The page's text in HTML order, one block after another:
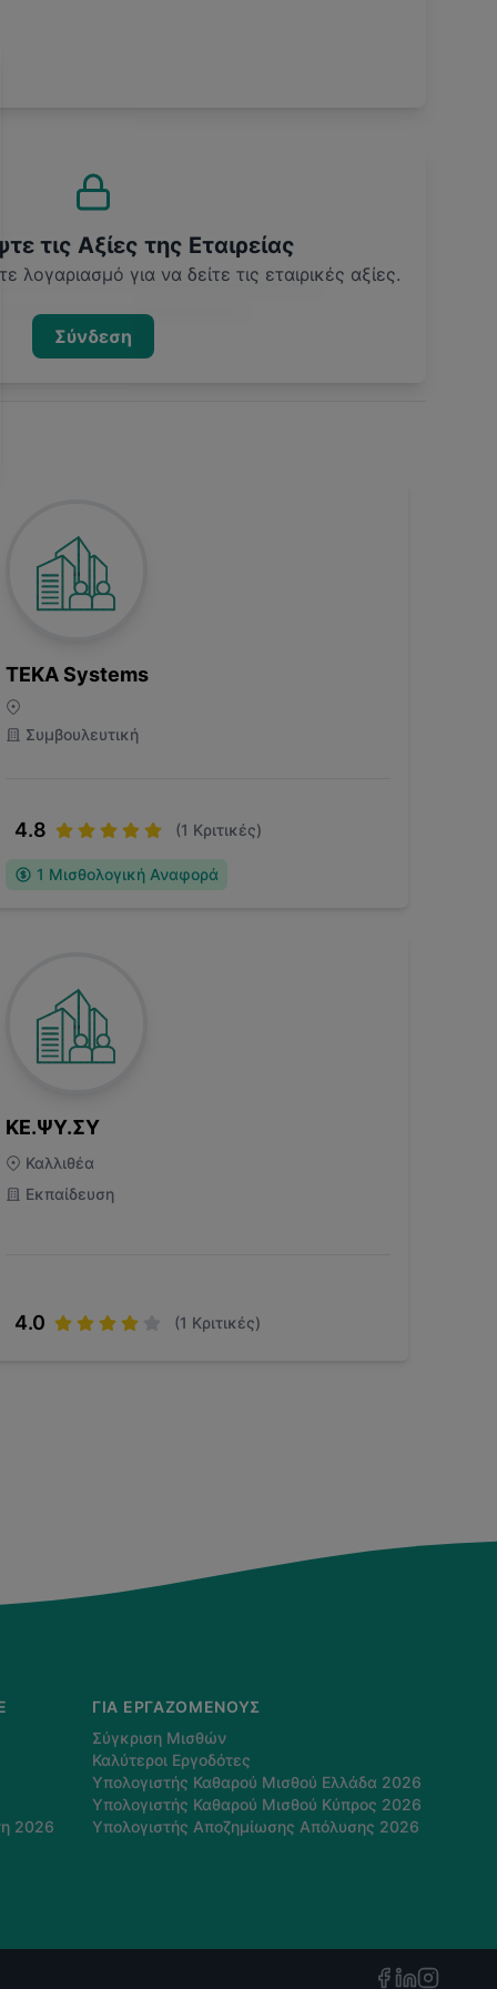
τις Αξίες της Εταιρείας
λογαριασμό για να δείτε τις εταιρικές αξίες.
Σύνδεση
TEKA Systems
Συμβουλευτική
4.8 (1 Κριτικές)
1 Μισθολογική Αναφορά
ΚΕ.ΨΥ.ΣΥ
Καλλιθέα
Εκπαίδευση
4.0 (1 Κριτικές)
2026
ΓΙΑ ΕΡΓΑΖΌΜΕΝΟΥΣ
Σύγκριση Μισθών
Καλύτεροι Εργοδότες
Υπολογιστής Καθαρού Μισθού Ελλάδα 2026
Υπολογιστής Καθαρού Μισθού Κύπρος 2026
Υπολογιστής Αποζημίωσης Απόλυσης 2026